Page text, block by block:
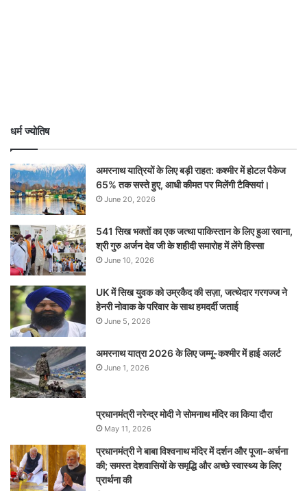
धर्म ज्योतिष
अमरनाथ यात्रियों के लिए बड़ी राहत: कश्मीर में होटल पैकेज
65% तक सस्ते हुए, आधी कीमत पर मिलेंगी टैक्सियां।
June 20, 2026
541 सिख भक्तों का एक जत्था पाकिस्तान के लिए हुआ रवाना,
श्री गुरु अर्जन देव जी के शहीदी समारोह में लेंगे हिस्सा
June 10, 2026
UK में सिख युवक को उम्रकैद की सज़ा, जत्थेदार गरगज्ज ने
हेनरी नोवाक के परिवार के साथ हमदर्दी जताई
June 5, 2026
अमरनाथ यात्रा 2026 के लिए जम्मू-कश्मीर में हाई अलर्ट
June 1, 2026
प्रधानमंत्री नरेन्‍द्र मोदी ने सोमनाथ मंदिर का किया दौरा
May 11, 2026
प्रधानमंत्री ने बाबा विश्वनाथ मंदिर में दर्शन और पूजा-अर्चना
की; समस्‍त देशवासियों के समृद्धि और अच्छे स्वास्थ्य के लिए
प्रार्थना की